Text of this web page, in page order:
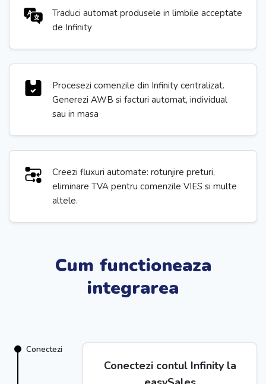
Traduci automat produsele in limbile acceptate
de Infinity
Procesezi comenzile din Infinity centralizat.
Generezi AWB si facturi automat, individual
sau in masa
Creezi fluxuri automate: rotunjire preturi,
eliminare TVA pentru comenzile VIES si multe
altele.
Cum functioneaza
integrarea
Conectezi
Conectezi contul Infinity la